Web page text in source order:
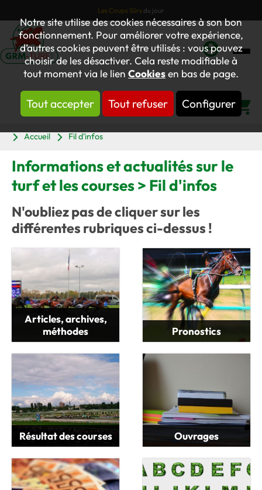
Notre site utilise des cookies nécessaires à son bon
fonctionnement. Pour améliorer votre expérience,
d’autres cookies peuvent être utilisés : vous pouvez
choisir de les désactiver. Cela reste modifiable à
tout moment via le lien Cookiesen bas de page.
Tout accepter Tout refuser Configurer
Les Coups Sûrs du jour
Mon
compte
Accueil
Fil d'infos
Informations et actualités sur le
turf et les courses > Fil d'infos
N'oubliez pas de cliquer sur les
différentes rubriques ci-dessus !
Articles, archives,
méthodes
Pronostics
Résultat des courses Ouvrages